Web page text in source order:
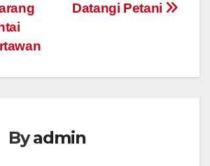
Datangi Petani
Byadmin